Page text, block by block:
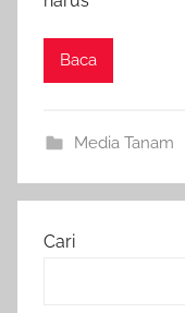
Baca
Media Tanam
Cari